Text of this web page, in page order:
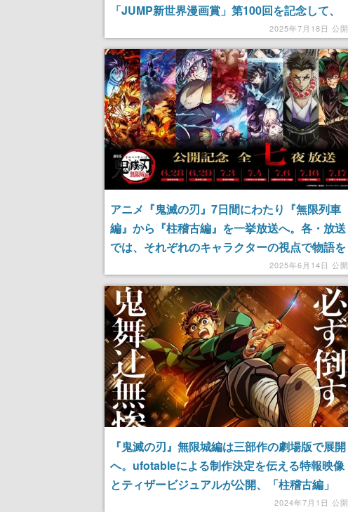
「JUMP新世界漫画賞」第100回を記念して、
『アンデッドアンラック』戸塚慶文氏や『夜桜
さんちの大作戦』権平ひつじ氏の作品も
2025年7月18日 公開
アニメ『鬼滅の刃』7日間にわたり『無限列車
編』から『柱稽古編』を一挙放送へ。各・放送
では、それぞれのキャラクターの視点で物語を
振り返る特別映像が放送される予定。6月28日
よりスタート
2025年6月14日 公開
『鬼滅の刃』無限城編は三部作の劇場版で展開
へ。ufotableによる制作決定を伝える特報映像
とティザービジュアルが公開、「柱稽古編」
Blu-ray&DVD第4巻の10月2日発売決定もアナ
2024年7月1日 公開